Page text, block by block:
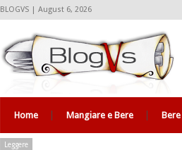
BLOGVS | August 6, 2026
Home Mangiare e Bere Bere
Leggere